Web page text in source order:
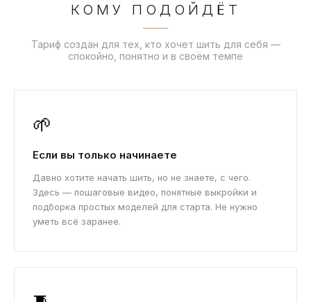
КОМУ ПОДОЙДЁТ
Тариф создан для тех, кто хочет шить для себя —
спокойно, понятно и в своём темпе
🌱
Если вы только начинаете
Давно хотите начать шить, но не знаете, с чего.
Здесь — пошаговые видео, понятные выкройки и
подборка простых моделей для старта. Не нужно
уметь всё заранее.